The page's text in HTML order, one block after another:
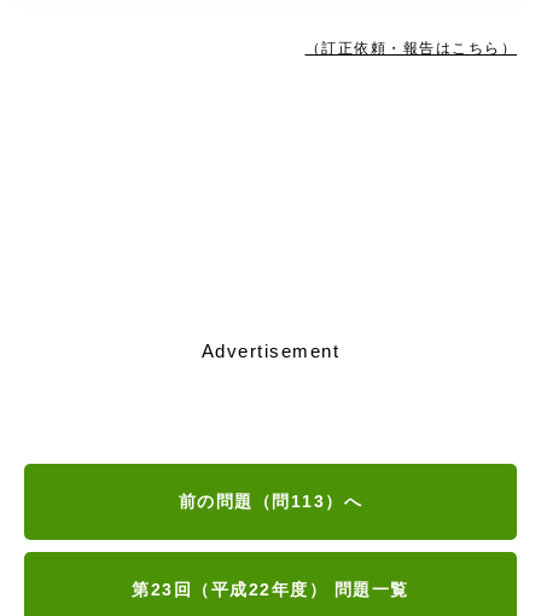
（訂正依頼・報告はこちら）
Advertisement
前の問題（問113）へ
第23回（平成22年度） 問題一覧